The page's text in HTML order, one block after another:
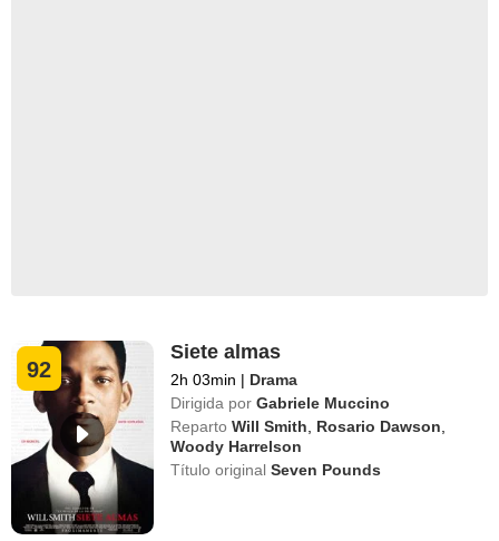
92
Siete almas
2h 03min | Drama
Dirigida por Gabriele Muccino
Reparto Will Smith Rosario Dawson
Woody Harrelson
Título originalSeven Pounds